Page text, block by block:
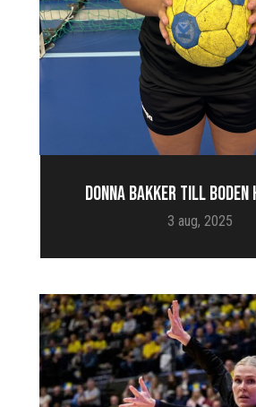
DONNA BAKKER TILL BODEN
3 aug, 2025